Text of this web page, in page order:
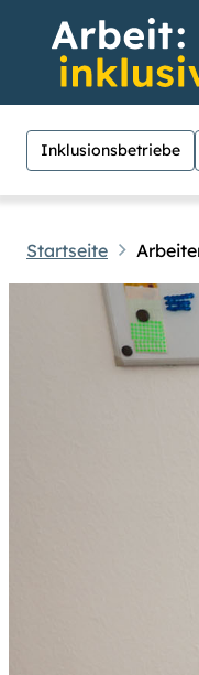
Inklusionsbetriebe
Für
hoch.) Für
Übrigens:
Startseite